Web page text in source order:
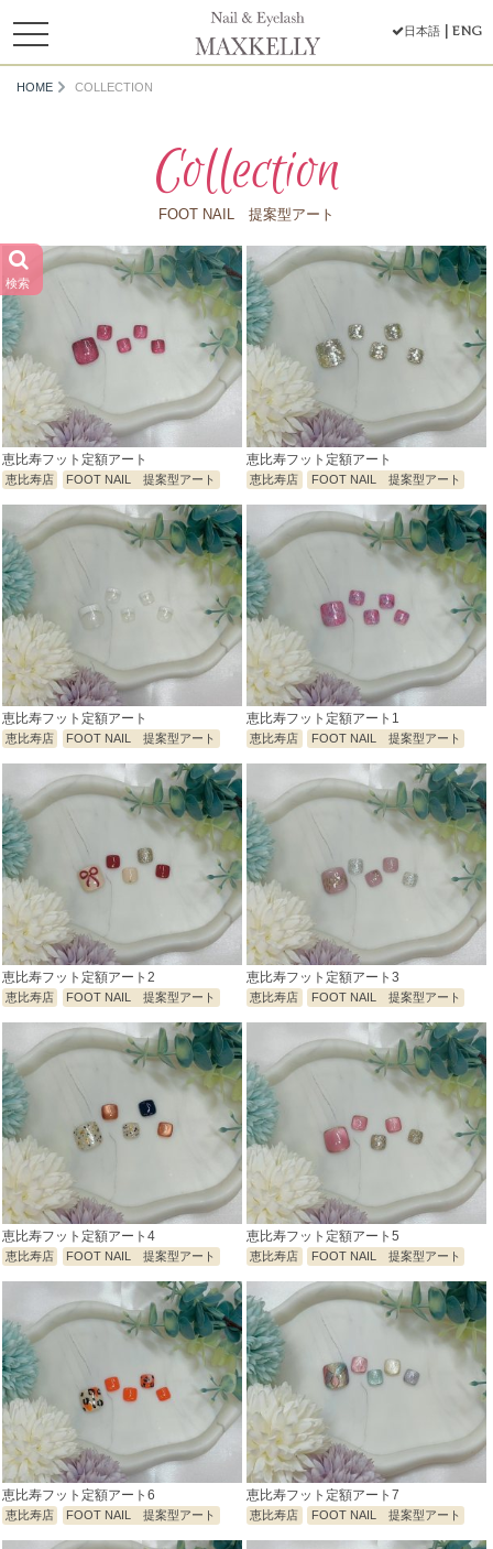
toggle
navigation
日本語 ENG
HOME COLLECTION
Collection
FOOT NAIL 提案型アート
検索
恵比寿フット定額アート
恵比寿店 FOOT NAIL 提案型アート
恵比寿フット定額アート
恵比寿店 FOOT NAIL 提案型アート
恵比寿フット定額アート
恵比寿店 FOOT NAIL 提案型アート
恵比寿フット定額アート1
恵比寿店 FOOT NAIL 提案型アート
恵比寿フット定額アート2
恵比寿店 FOOT NAIL 提案型アート
恵比寿フット定額アート3
恵比寿店 FOOT NAIL 提案型アート
恵比寿フット定額アート4
恵比寿店 FOOT NAIL 提案型アート
恵比寿フット定額アート5
恵比寿店 FOOT NAIL 提案型アート
恵比寿フット定額アート6
恵比寿店 FOOT NAIL 提案型アート
恵比寿フット定額アート7
恵比寿店 FOOT NAIL 提案型アート